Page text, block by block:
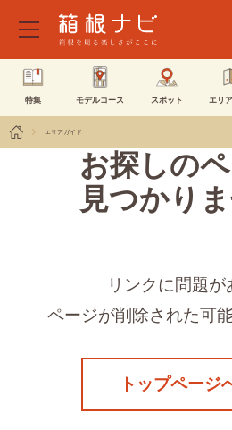
特集 モデルコース スポット エリ
エリアガイド
お探しの
見つかりま
リンクに問題が
ページが削除された可
トップページ